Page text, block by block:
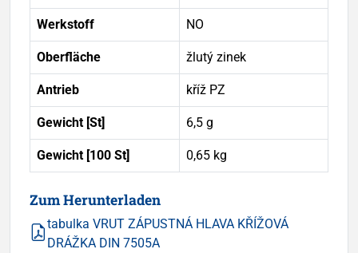
Werkstoff NO
Oberfläche žlutý zinek
Antrieb kříž PZ
Gewicht [St] 6,5 g
Gewicht [100 St] 0,65 kg
Zum Herunterladen
tabulka VRUT ZÁPUSTNÁ HLAVA KŘÍŽOVÁ
DRÁŽKA DIN 7505A